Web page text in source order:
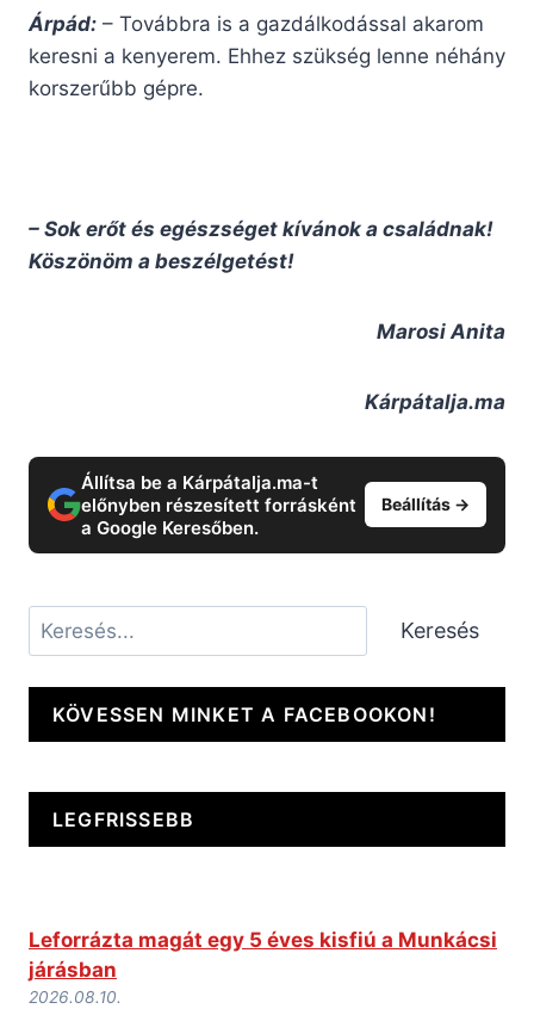
Árpád: – Továbbra is a gazdálkodással akarom
keresni a kenyerem. Ehhez szükség lenne néhány
korszerűbb gépre.
– Sok erőt és egészséget kívánok a családnak!
Köszönöm a beszélgetést!
Marosi Anita
Kárpátalja.ma
Állítsa be a Kárpátalja.ma-t
előnyben részesített forrásként
a Google Keresőben.
Beállítás →
Keresés Keresés
KÖVESSEN MINKET A FACEBOOKON!
LEGFRISSEBB
Leforrázta magát egy 5 éves kisfiú a Munkácsi
járásban
2026.08.10.